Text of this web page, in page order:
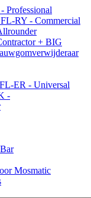
RY - Commercial
+ BIG
ER - Universal
-
Mosmatic